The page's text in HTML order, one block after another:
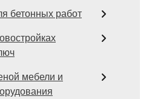
бетонных работ
мебели и